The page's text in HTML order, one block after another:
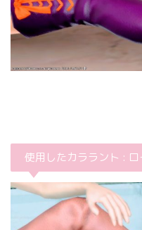
使用したカララント : ロ